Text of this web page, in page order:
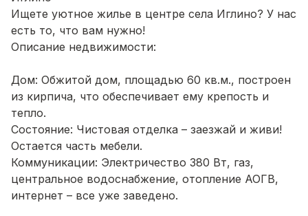
Ищете уютное жилье в центре села Иглино? У нас
есть то, что вам нужно!
Описание недвижимости:
Дом: Обжитой дом, площадью 60 кв.м., построен
из кирпича, что обеспечивает ему крепость и
тепло.
Состояние: Чистовая отделка – заезжай и живи!
Остается часть мебели.
Коммуникации: Электричество 380 Вт, газ,
центральное водоснабжение, отопление АОГВ,
интернет – все уже заведено.